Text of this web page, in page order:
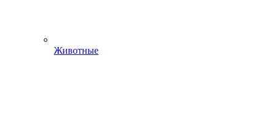
Животные